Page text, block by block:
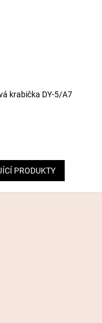
krabička DY-5/A7
PRODUKTY